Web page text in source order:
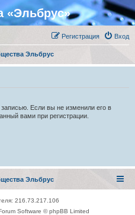
«Эльбрус»
Вход
Регистрация
Эльбрус
Если вы не изменили его в
вами при регистрации.
Эльбрус
216.73.217.106
Software © phpBB Limited